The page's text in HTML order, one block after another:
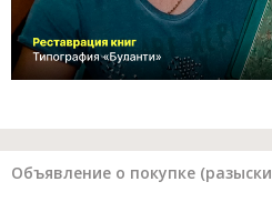
Объявление о покупке